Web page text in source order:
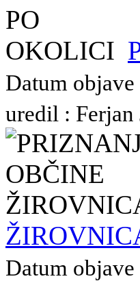
Datum
uredil : Ferjan
Datum